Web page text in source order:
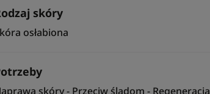
skóry
osłabiona
skóry - Przeciw śladom - Regeneracja